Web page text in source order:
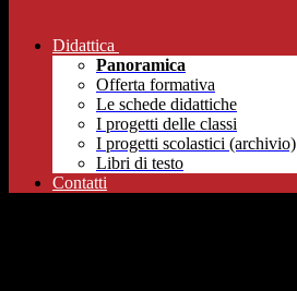
Didattica
Panoramica
Offerta formativa
Le schede didattiche
I progetti delle classi
I progetti scolastici (archivio)
Libri di testo
Contatti